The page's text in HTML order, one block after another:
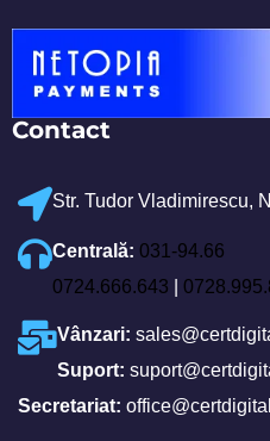
Contact
Str. Tudor Vladimirescu,
Centrală: 031-94.66
0724.666.643
Vânzari:
Suport:
Secretariat: